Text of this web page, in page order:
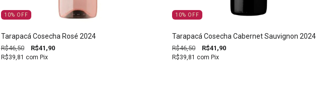
10% OFF
Tarapacá Cosecha Rosé 2024
R$46,50 R$41,90
R$39,81 com Pix
10% OFF
Tarapacá Cosecha Cabernet Sauvignon 2024
R$46,50 R$41,90
R$39,81com Pix